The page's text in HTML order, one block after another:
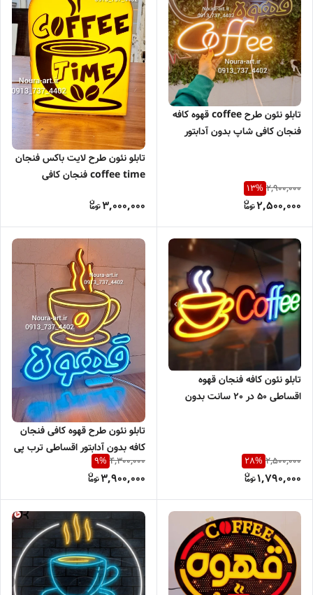
تابلو نئون طرح coffee قهوه کافه
فنجان کافی شاپ بدون آدابتور
2,900,000
13%
2,500,000
تابلو نئون طرح لایت باکس فنجان
coffee time فنجان کافی
3,000,000
تابلو نئون کافه فنجان قهوه
اقساطی 50 در 20 سانت بدون
2,500,000
28%
1,790,000
تابلو نئون طرح قهوه کافی فنجان
کافه بدون آدابتور اقساطی ترب پی
اسنپ پی
4,300,000
9%
3,900,000